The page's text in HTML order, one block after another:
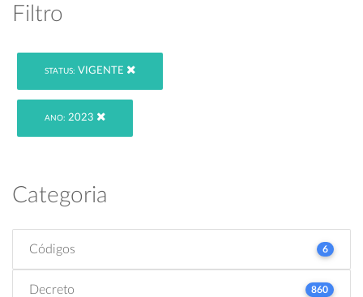
Filtro
STATUS: VIGENTE
ANO: 2023
Categoria
Códigos 6
Decreto 860